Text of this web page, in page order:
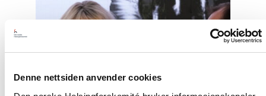
Denne nettsiden anvender cookies
på
Arendalsuka